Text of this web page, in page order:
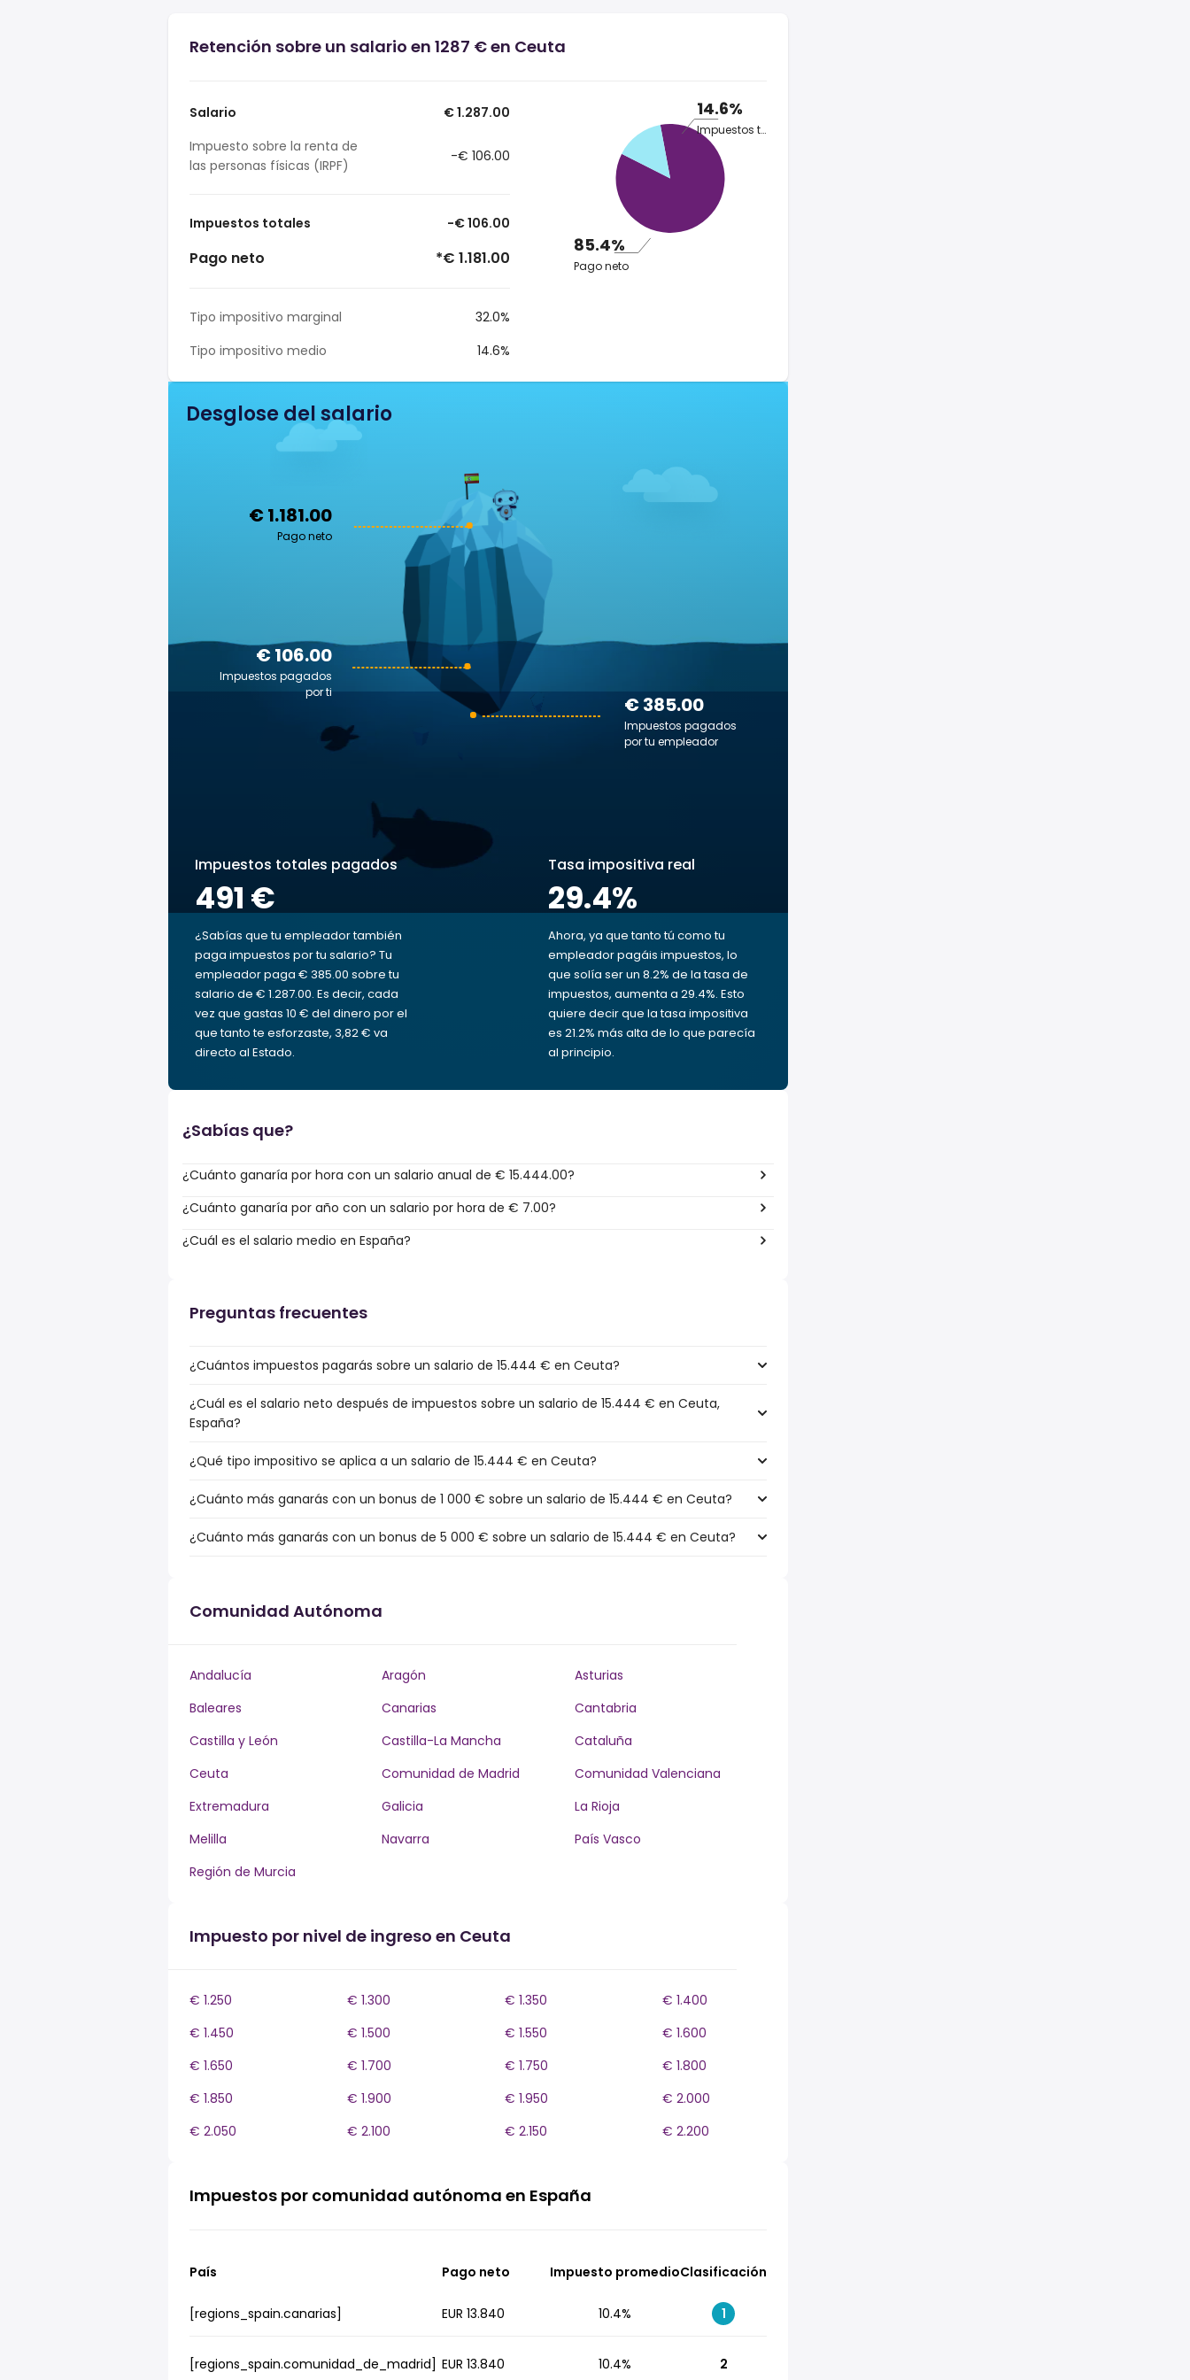
Retención sobre un salario en 1287 € en Ceuta
Salario
€ 1.287.00
Impuesto sobre la renta de
las personas físicas (IRPF)
-€ 106.00
Impuestos totales -€ 106.00
Pago neto *€ 1.181.00
Tipo impositivo marginal
32.0%
Tipo impositivo medio
14.6%
14.6%
Impuestos totales
85.4%
Pago neto
Desglose del salario
€ 1.181.00
Pago neto
€ 385.00
Impuestos pagados
por tu empleador
€ 106.00
Impuestos pagados
por ti
Impuestos totales pagados
491 €
¿Sabías que tu empleador también
paga impuestos por tu salario? Tu
empleador paga € 385.00 sobre tu
salario de € 1.287.00. Es decir, cada
vez que gastas 10 € del dinero por el
que tanto te esforzaste, 3,82 € va
directo al Estado.
Tasa impositiva real
29.4%
Ahora, ya que tanto tú como tu
empleador pagáis impuestos, lo
que solía ser un 8.2% de la tasa de
impuestos, aumenta a 29.4%. Esto
quiere decir que la tasa impositiva
es 21.2% más alta de lo que parecía
al principio.
¿Sabías que?
¿Cuánto ganaría por hora con un salario anual de € 15.444.00?
¿Cuánto ganaría por año con un salario por hora de € 7.00?
¿Cuál es el salario medio en España?
Preguntas frecuentes
¿Cuántos impuestos pagarás sobre un salario de 15.444 € en Ceuta?
¿Cuál es el salario neto después de impuestos sobre un salario de 15.444 € en Ceuta,
España?
¿Qué tipo impositivo se aplica a un salario de 15.444 € en Ceuta?
¿Cuánto más ganarás con un bonus de 1 000 € sobre un salario de 15.444 € en Ceuta?
¿Cuánto más ganarás con un bonus de 5 000 € sobre un salario de 15.444 € en Ceuta?
Comunidad Autónoma
Andalucía Aragón
Asturias
Baleares
Canarias
Cantabria
Castilla y León
Castilla-La Mancha
Cataluña
Ceuta
Comunidad de Madrid
Comunidad Valenciana
Extremadura
Galicia
La Rioja
Melilla
Navarra
País Vasco
Región de Murcia
Impuesto por nivel de ingreso en Ceuta
€ 1.250 € 1.300 € 1.350
€ 1.400
€ 1.450
€ 1.500 € 1.550
€ 1.600
€ 1.650
€ 1.700 € 1.750
€ 1.800
€ 1.850
€ 1.900 € 1.950
€ 2.000
€ 2.050
€ 2.100 € 2.150 € 2.200
Impuestos por comunidad autónoma en España
País Pago neto Impuesto promedioClasificación
[regions_spain.canarias] EUR 13.840 10.4% 1
[regions_spain.comunidad_de_madrid] EUR 13.840 10.4% 2